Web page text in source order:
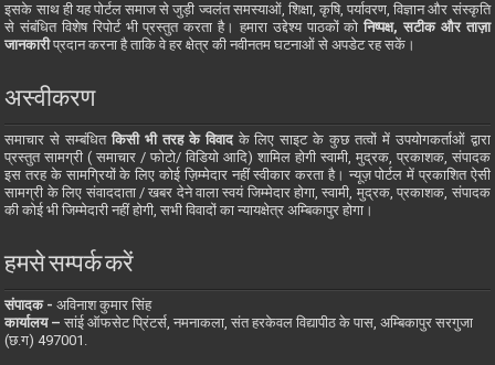
इसके साथ ही यह पोर्टल समाज से जुड़ी ज्वलंत समस्याओं, शिक्षा, कृषि, पर्यावरण, विज्ञान और संस्कृति
से संबंधित विशेष रिपोर्ट भी प्रस्तुत करता है। हमारा उद्देश्य पाठकों कोनिष्पक्ष, सटीक और ताज़ा
जानकारीप्रदान करना है ताकि वे हर क्षेत्र की नवीनतम घटनाओं से अपडेट रह सकें।
अस्वीकरण
समाचार से सम्बंधितकिसी भी तरह के विवादके लिए साइट के कुछ तत्वों में उपयोगकर्ताओं द्वारा
प्रस्तुत सामग्री ( समाचार / फोटो/ विडियो आदि) शामिल होगी स्वामी, मुद्रक, प्रकाशक, संपादक
इस तरह के सामग्रियों के लिए कोई ज़िम्मेदार नहीं स्वीकार करता है। न्यूज़ पोर्टल में प्रकाशित ऐसी
सामग्री के लिए संवाददाता / खबर देने वाला स्वयं जिम्मेदार होगा, स्वामी, मुद्रक, प्रकाशक, संपादक
की कोई भी जिम्मेदारी नहीं होगी, सभी विवादों का न्यायक्षेत्र अम्बिकापुर होगा।
हमसे सम्पर्क करें
संपादक -अविनाश कुमार सिंह
कार्यालय –सांई ऑफसेट प्रिंटर्स, नमनाकला, संत हरकेवल विद्यापीठ के पास, अम्बिकापुर सरगुजा
(छ.ग) 497001.